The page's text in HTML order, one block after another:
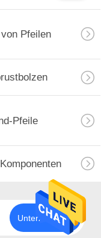
Pfeilen
Pfeile
Unterzeichnen